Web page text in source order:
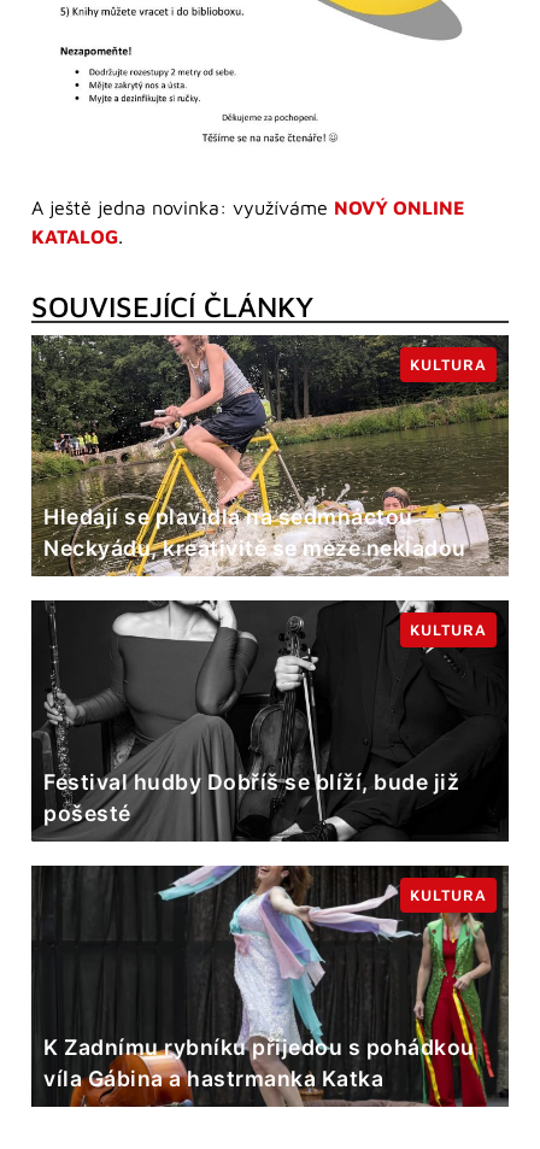
A ještě jedna novinka: využíváme NOVÝ ONLINE
KATALOG
SOUVISEJÍCÍ ČLÁNKY
Hledají se plavidla na sedmnáctou
Neckyádu, kreativitě se meze nekladou
KULTURA
Festival hudby Dobříš se blíží, bude již
pošesté
KULTURA
K Zadnímu rybníku přijedou s pohádkou
víla Gábina a hastrmanka Katka
KULTURA